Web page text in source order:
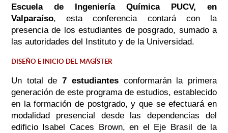
Escuela de Ingeniería Química PUCV, en
Valparaíso, esta conferencia contará con la
presencia de los estudiantes de posgrado, sumado a
las autoridades del Instituto y de la Universidad.
DISEÑO E INICIO DEL MAGÍSTER
Un total de 7 estudiantesconformarán la primera
generación de este programa de estudios, establecido
en la formación de postgrado, y que se efectuará en
modalidad presencial desde las dependencias del
edificio Isabel Caces Brown, en el Eje Brasil de la